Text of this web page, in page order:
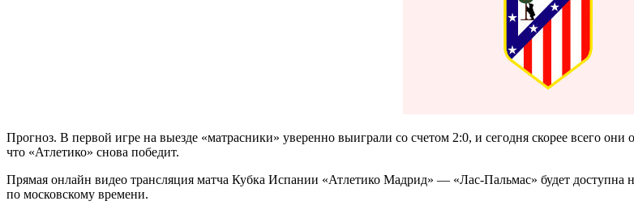
Прогноз. В первой игре на выезде «матрасники» уверенно выиграли со счетом 2:0, и сегодня скорее всего
что «Атлетико» снова победит.
Прямая онлайн видео трансляция матча Кубка Испании «Атлетико Мадрид» — «Лас-Пальмас» будет доступна
по московскому времени.